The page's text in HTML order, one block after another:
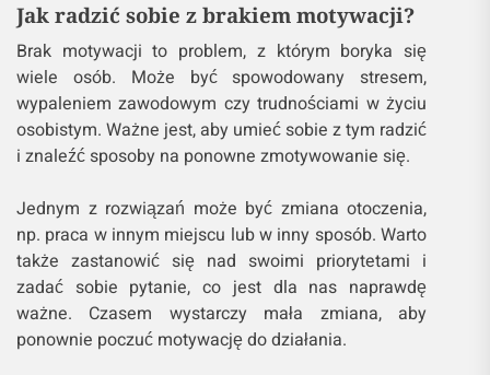
Jak radzić sobie z brakiem motywacji?
Brak motywacji to problem, z którym boryka się
wiele osób. Może być spowodowany stresem,
wypaleniem zawodowym czy trudnościami w życiu
osobistym. Ważne jest, aby umieć sobie z tym radzić
i znaleźć sposoby na ponowne zmotywowanie się.
Jednym z rozwiązań może być zmiana otoczenia,
np. praca w innym miejscu lub w inny sposób. Warto
także zastanowić się nad swoimi priorytetami i
zadać sobie pytanie, co jest dla nas naprawdę
ważne. Czasem wystarczy mała zmiana, aby
ponownie poczuć motywację do działania.